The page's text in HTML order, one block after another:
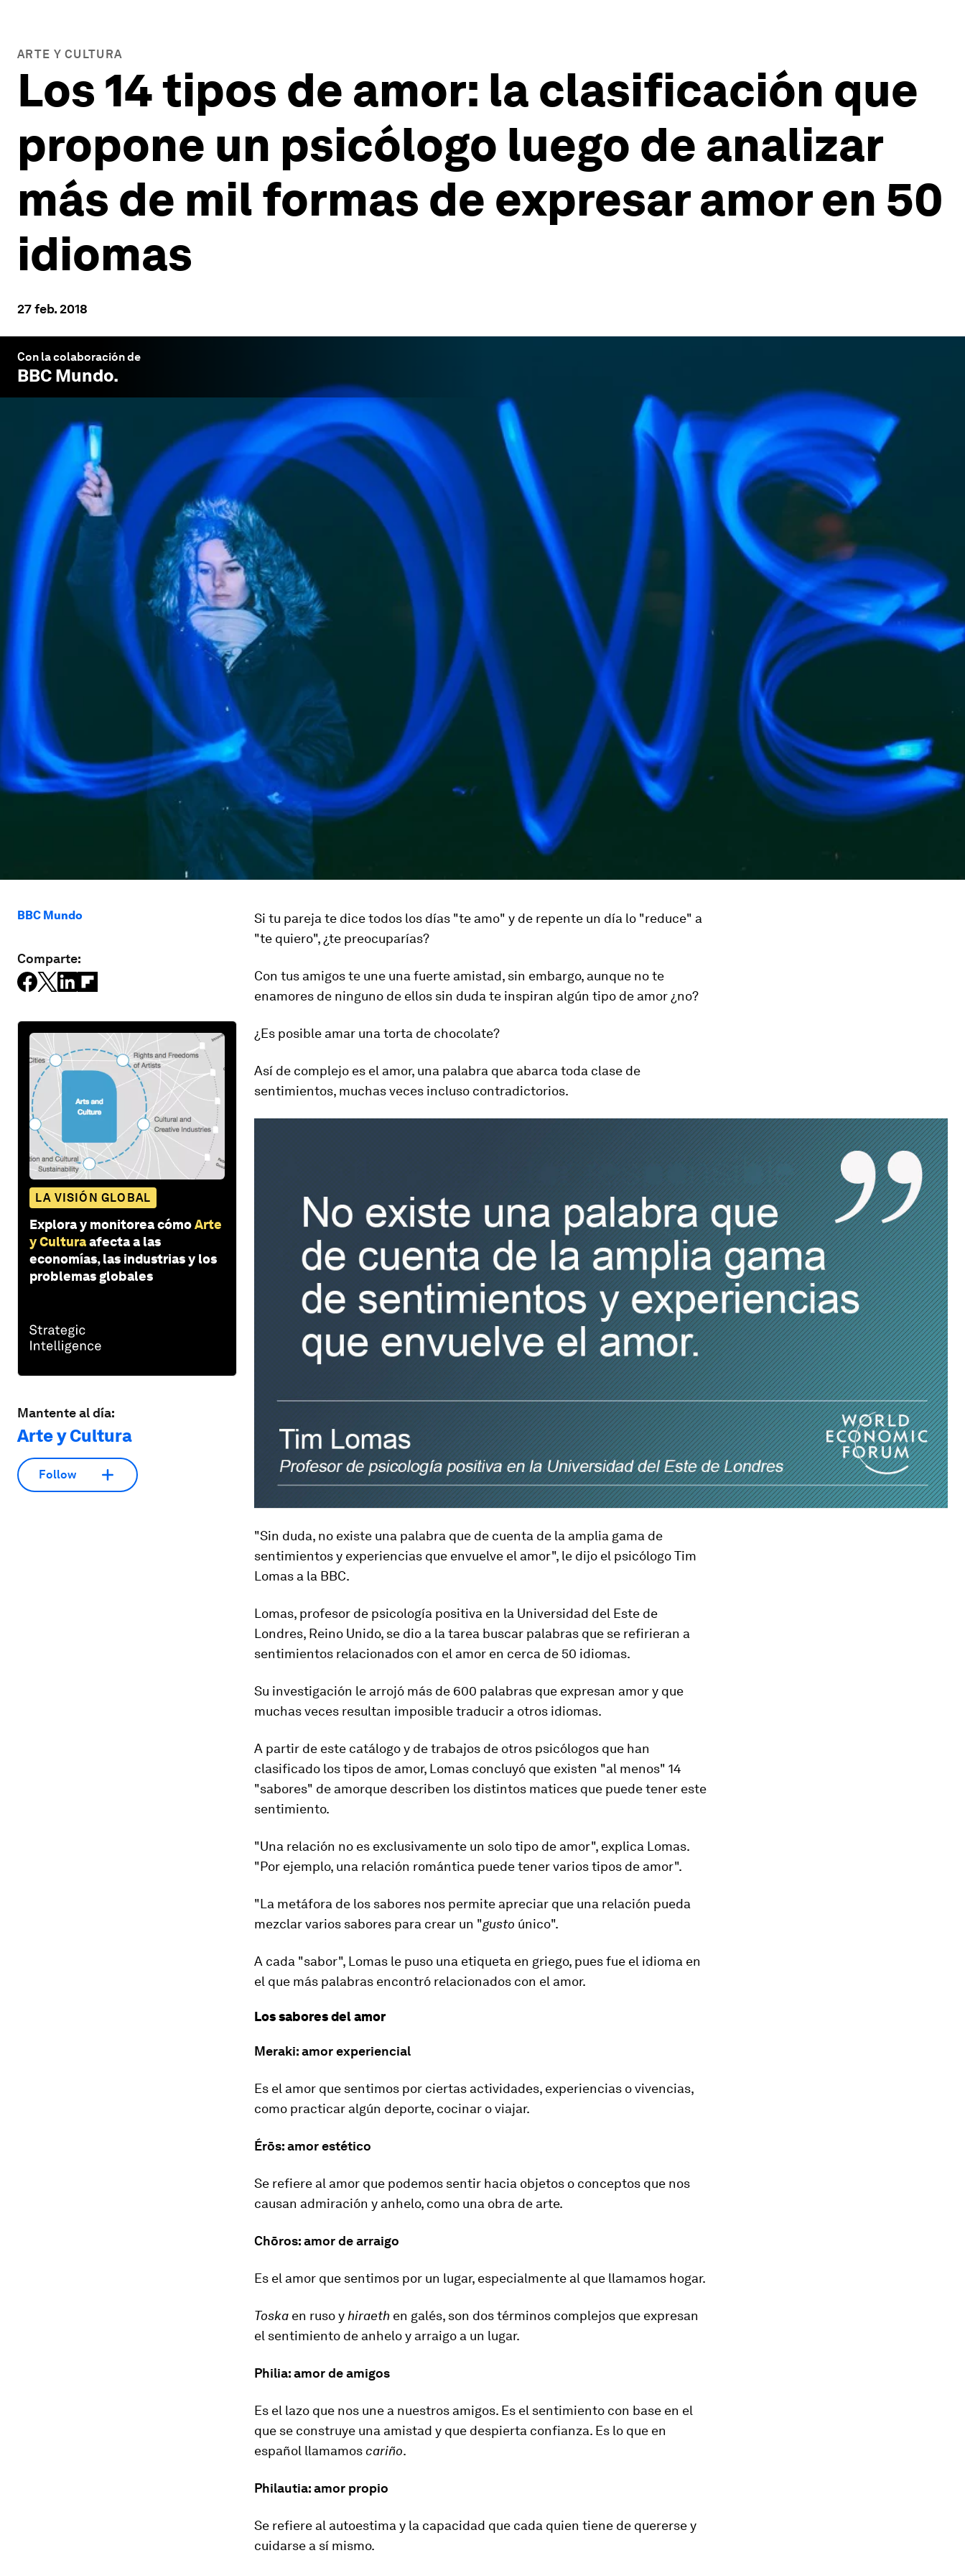
ARTE Y CULTURA
Los 14 tipos de amor: la clasificación que
propone un psicólogo luego de analizar
más de mil formas de expresar amor en 50
idiomas
27 feb. 2018
Con la colaboración de
BBC Mundo.
BBC Mundo
Comparte:
LA VISIÓN GLOBAL
Explora y monitorea cómoArte
y Culturaafecta a las
economías, las industrias y los
problemas globales
Mantente al día:
Arte y Cultura
Follow
Si tu pareja te dice todos los días "te amo" y de repente un día lo "reduce" a
"te quiero", ¿te preocuparías?
Con tus amigos te une una fuerte amistad, sin embargo, aunque no te
enamores de ninguno de ellos sin duda te inspiran algún tipo de amor ¿no?
¿Es posible amar una torta de chocolate?
Así de complejo es el amor, una palabra que abarca toda clase de
sentimientos, muchas veces incluso contradictorios.
"Sin duda, no existe una palabra que de cuenta de la amplia gama de
sentimientos y experiencias que envuelve el amor", le dijo el psicólogo Tim
Lomas a la BBC.
Lomas, profesor de psicología positiva en la Universidad del Este de
Londres, Reino Unido, se dio a la tarea buscar palabras que se refirieran a
sentimientos relacionados con el amor en cerca de 50 idiomas.
Su investigación le arrojó más de 600 palabras que expresan amory que
muchas veces resultan imposible traducir a otros idiomas.
A partir de este catálogo y de trabajos de otros psicólogos que han
clasificado los tipos de amor, Lomas concluyó que existen "al menos" 14
"sabores" de amorque describen los distintos matices que puede tener este
sentimiento.
"Una relación no es exclusivamente un solo tipo de amor", explica Lomas.
"Por ejemplo, una relación romántica puede tener varios tipos de amor".
"La metáfora de los sabores nos permite apreciar que una relación pueda
mezclar varios sabores para crear un "gusto único".
A cada "sabor", Lomas le puso una etiqueta en griego, pues fue el idioma en
el que más palabras encontró relacionados con el amor.
Los sabores del amor
Meraki: amor experiencial
Es el amor que sentimos por ciertas actividades, experiencias o vivencias,
como practicar algún deporte, cocinar o viajar.
Érōs: amor estético
Se refiere al amor que podemos sentir hacia objetos o conceptos que nos
causan admiración y anhelo, como una obra de arte.
Chōros: amor de arraigo
Es el amor que sentimos por un lugar, especialmente al que llamamos hogar.
Toska en ruso y hiraeth en galés, son dos términos complejos que expresan
el sentimiento de anhelo y arraigo a un lugar.
Philia: amor de amigos
Es el lazo que nos une a nuestros amigos. Es el sentimiento con base en el
que se construye una amistad y que despierta confianza. Es lo que en
español llamamoscariño.
Philautia: amor propio
Se refiere al autoestima y la capacidad que cada quien tiene de quererse y
cuidarse a sí mismo.